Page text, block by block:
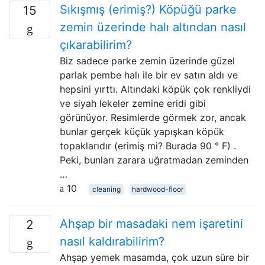
15
Sıkışmış (erimiş?) Köpüğü parke
zemin üzerinde halı altından nasıl
çıkarabilirim?
Biz sadece parke zemin üzerinde güzel
parlak pembe halı ile bir ev satın aldı ve
hepsini yırttı. Altındaki köpük çok renkliydi
ve siyah lekeler zemine eridi gibi
görünüyor. Resimlerde görmek zor, ancak
bunlar gerçek küçük yapışkan köpük
topaklarıdır (erimiş mi? Burada 90 ° F) .
Peki, bunları zarara uğratmadan zeminden
…
10
cleaning hardwood-floor
2
Ahşap bir masadaki nem işaretini
nasıl kaldırabilirim?
Ahşap yemek masamda, çok uzun süre bir